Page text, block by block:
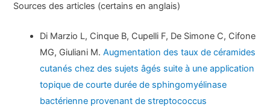
Sources des articles (certains en anglais)
Di Marzio L, Cinque B, Cupelli F, De Simone C, Cifone
MG, Giuliani M.Augmentation des taux de céramides
cutanés chez des sujets âgés suite à une application
topique de courte durée de sphingomyélinase
bactérienne provenant de streptococcus